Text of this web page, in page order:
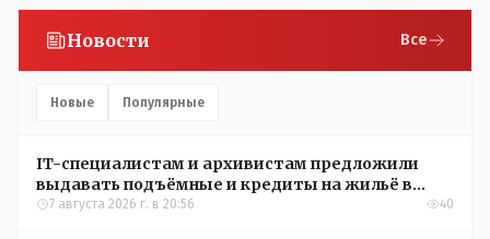
Новости Все
Новые Популярные
IT-специалистам и архивистам предложили
выдавать подъёмные и кредиты на жильё в
сёлах Казахстана
7 августа 2026 г. в 20:56 40